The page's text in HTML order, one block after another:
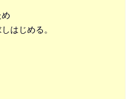
はじめる。